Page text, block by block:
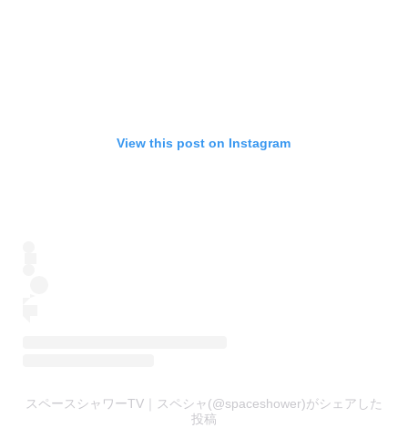
View this post on Instagram
スペースシャワーTV｜スペシャ(@spaceshower)がシェアした
投稿